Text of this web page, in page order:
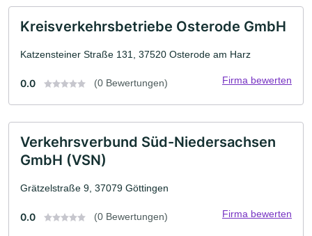
Kreisverkehrsbetriebe Osterode GmbH
Katzensteiner Straße 131, 37520 Osterode am Harz
0.0 (0 Bewertungen) Firma bewerten
Verkehrsverbund Süd-Niedersachsen
GmbH (VSN)
Grätzelstraße 9, 37079 Göttingen
0.0 (0 Bewertungen) Firma bewerten